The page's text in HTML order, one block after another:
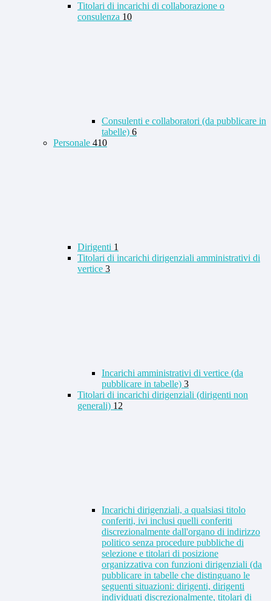
Titolari di incarichi di collaborazione o
consulenza 10
Consulenti e collaboratori (da pubblicare in
tabelle) 6
Personale 410
Dirigenti 1
Titolari di incarichi dirigenziali amministrativi di
vertice 3
Incarichi amministrativi di vertice (da
pubblicare in tabelle) 3
Titolari di incarichi dirigenziali (dirigenti non
generali) 12
Incarichi dirigenziali, a qualsiasi titolo
conferiti, ivi inclusi quelli conferiti
discrezionalmente dall'organo di indirizzo
politico senza procedure pubbliche di
selezione e titolari di posizione
organizzativa con funzioni dirigenziali (da
pubblicare in tabelle che distinguano le
seguenti situazioni: dirigenti, dirigenti
individuati discrezionalmente, titolari di